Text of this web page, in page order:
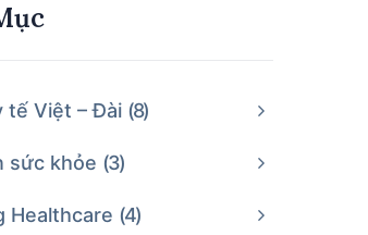
tế Việt – Đài 8
sức khỏe 3
Healthcare 4